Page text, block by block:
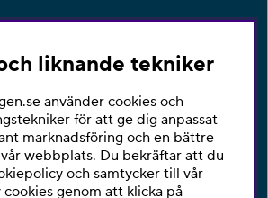
varmt välkommen att kontakta vår
liknande tekniker
använder cookies och
för att ge dig anpassat
marknadsföring och en bättre
webbplats. Du bekräftar att du
och samtycker till vår
cookies genom att klicka på